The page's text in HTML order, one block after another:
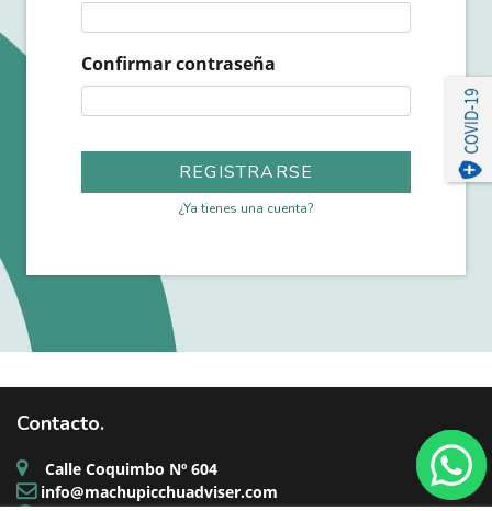
Confirmar contraseña
REGISTRARSE
¿Ya tienes una cuenta?
Contacto.
Calle Coquimbo Nº 604
info@machupicchuadviser.com